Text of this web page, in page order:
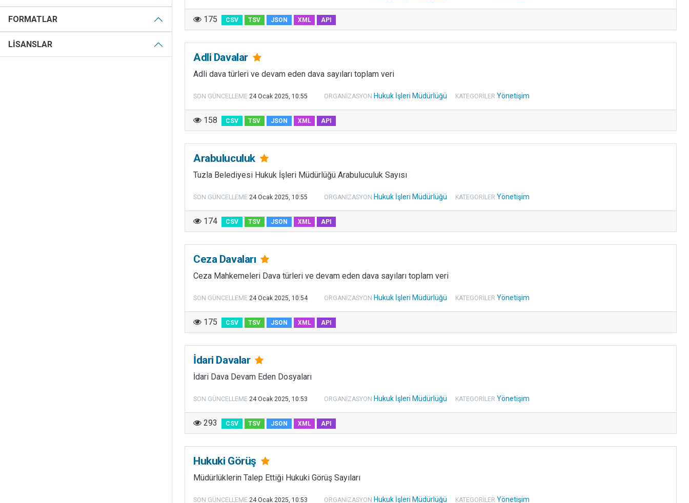
FORMATLAR
LISANSLAR
175 CSV TSV JSON XML API
Adli Davalar
Adli dava türleri ve devam eden dava sayıları toplam veri
SON GÜNCELLEME 24 Ocak 2025, 10:55 ORGANIZASYON Hukuk İşleri Müdürlüğü KATEGORILER Yönetişim
158 CSV TSV JSON XML API
Arabuluculuk
Tuzla Belediyesi Hukuk İşleri Müdürlüğü Arabuluculuk Sayısı
SON GÜNCELLEME 24 Ocak 2025, 10:55 ORGANIZASYON Hukuk İşleri Müdürlüğü KATEGORILER Yönetişim
174 CSV TSV JSON XML API
Ceza Davaları
Ceza Mahkemeleri Dava türleri ve devam eden dava sayıları toplam veri
SON GÜNCELLEME 24 Ocak 2025, 10:54 ORGANIZASYON Hukuk İşleri Müdürlüğü KATEGORILER Yönetişim
175 CSV TSV JSON XML API
İdari Davalar
İdari Dava Devam Eden Dosyaları
SON GÜNCELLEME 24 Ocak 2025, 10:53 ORGANIZASYON Hukuk İşleri Müdürlüğü KATEGORILER Yönetişim
293 CSV TSV JSON XML API
Hukuki Görüş
Müdürlüklerin Talep Ettiği Hukuki Görüş Sayıları
SON GÜNCELLEME 24 Ocak 2025, 10:53 ORGANIZASYON Hukuk İşleri Müdürlüğü KATEGORILER Yönetişim